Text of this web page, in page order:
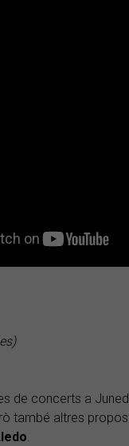
de concerts a
també altres
.